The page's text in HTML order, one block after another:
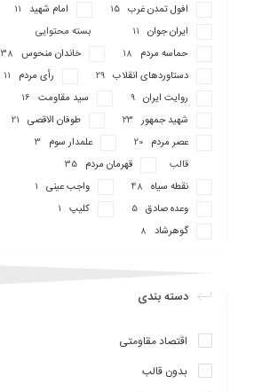
افول تمدن غرب 15 امام شهید 11
ایران جوان 11
بسته محتوایی
حماسه مردم
18 خاندان منحوس 38
دستاوردهای انقلاب 29 رأی مردم 11
روایت ایران 9 سید مقاومت 16
شهید جمهور 23 طوفان الاقصی 21
عصر مردم 20 علمدار سوم 3
قالب قهرمان مردم 35
نقطه سیاه 48 واجب عینی 1
وعده صادق 5 کلیپ 1
گوهرشاد 8
دسته بندی
اقتصاد مقاومتی
بدون قالب